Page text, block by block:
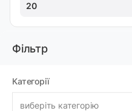
Фільтр
Категорії
виберіть категорію
20